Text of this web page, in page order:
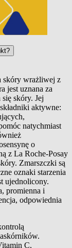
skóry wrażliwej z
jest uznana za
skóry. Jej
aktywne:
natychmiast
o
z La Roche-Posay
Zmarszczki są
oznaki starzenia
ujednolicony.
promienna i
odpowiednia
C,